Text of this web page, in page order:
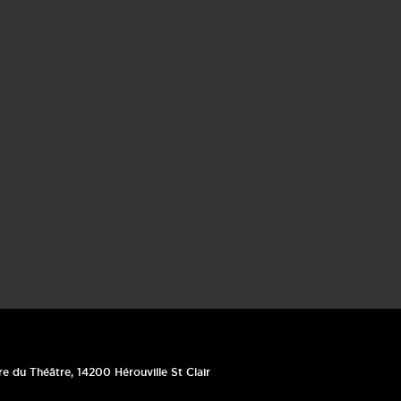
du Théâtre, 14200 Hérouville St Clair